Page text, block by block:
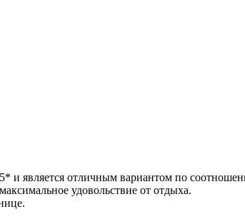
и является отличным вариантом по
удовольствие от отдыха.